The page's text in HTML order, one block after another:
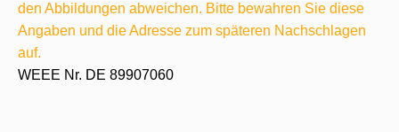
den Abbildungen abweichen. Bitte bewahren Sie diese
Angaben und die Adresse zum späteren Nachschlagen
auf.
WEEE Nr. DE 89907060